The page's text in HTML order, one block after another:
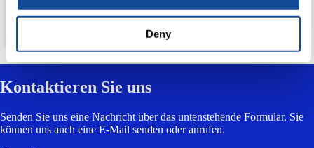
Deny
OptiLube-Schmiermittel für die Kabelinstallation in Mikrorohre.
No products found
Kontaktieren Sie uns
Senden Sie uns eine Nachricht über das untenstehende Formular. Sie
können uns auch eine E-Mail senden oder anrufen.